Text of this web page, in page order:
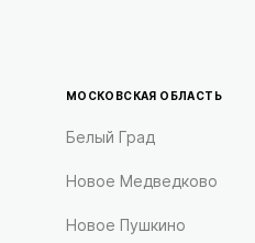
МОСКОВСКАЯ ОБЛАСТЬ
Белый Град
Новое Медведково
Новое Пушкино